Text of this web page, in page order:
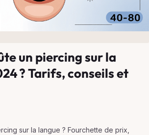
un piercing sur la
? Tarifs, conseils et
sur la langue ? Fourchette de prix,